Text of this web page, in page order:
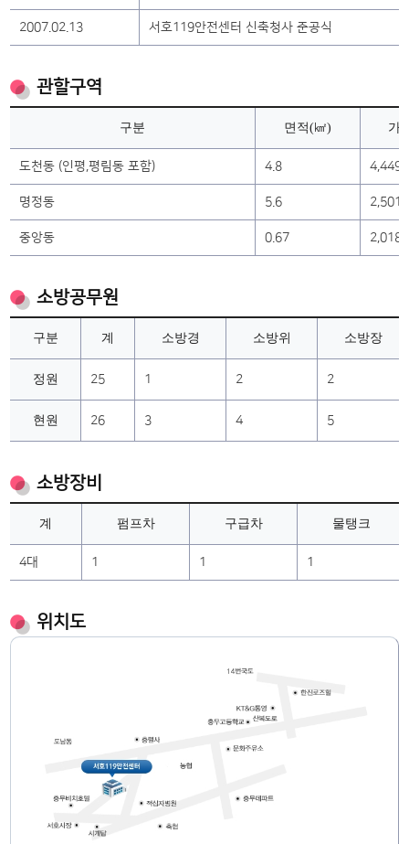
2007.02.13 서호119안전센터 신축청사 준공식
관할구역
구분 면적(㎢) 가
도천동 (인평,평림동 포함) 4.8 4,449
명정동 5.6 2,501
중앙동 0.67 2,018
소방공무원
구분 계 소방경 소방위 소방장
정원 25 1 2 2
현원 26 3 4 5
소방장비
계 펌프차 구급차 물탱크
4대 1 1 1
위치도